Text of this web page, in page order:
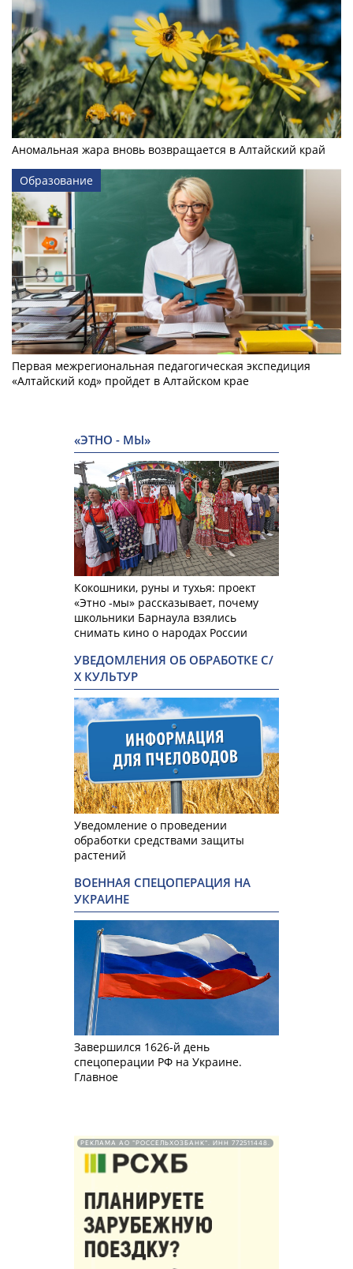
Аномальная жара вновь возвращается в Алтайский край
Образование
Первая межрегиональная педагогическая экспедиция
«Алтайский код» пройдет в Алтайском крае
«ЭТНО - МЫ»
Кокошники, руны и тухья: проект
«Этно -мы» рассказывает, почему
школьники Барнаула взялись
снимать кино о народах России
УВЕДОМЛЕНИЯ ОБ ОБРАБОТКЕ С/
Х КУЛЬТУР
Уведомление о проведении
обработки средствами защиты
растений
ВОЕННАЯ СПЕЦОПЕРАЦИЯ НА
УКРАИНЕ
Завершился 1626-й день
спецоперации РФ на Украине.
Главное
РЕКЛАМА АО "РОССЕЛЬХОЗБАНК". ИНН 772511448.